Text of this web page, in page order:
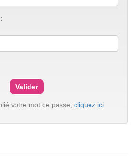
votre mot de passe, cliquez ici